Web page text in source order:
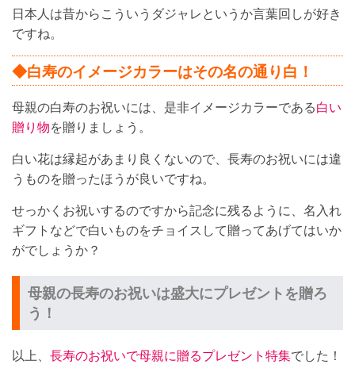
日本人は昔からこういうダジャレというか言葉回しが好き
ですね。
◆白寿のイメージカラーはその名の通り白！
母親の白寿のお祝いには、是非イメージカラーである白い
贈り物を贈りましょう。
白い花は縁起があまり良くないので、長寿のお祝いには違
うものを贈ったほうが良いですね。
せっかくお祝いするのですから記念に残るように、名入れ
ギフトなどで白いものをチョイスして贈ってあげてはいか
がでしょうか？
母親の長寿のお祝いは盛大にプレゼントを贈ろ
う！
以上、 長寿のお祝いで母親に贈るプレゼント特集でした！